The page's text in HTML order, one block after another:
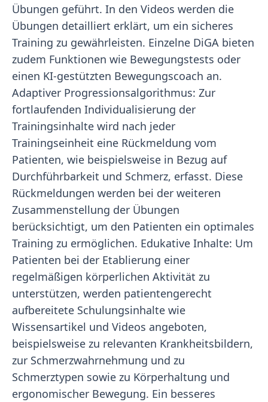
Übungen geführt. In den Videos werden die
Übungen detailliert erklärt, um ein sicheres
Training zu gewährleisten. Einzelne DiGA bieten
zudem Funktionen wie Bewegungstests oder
einen KI-gestützten Bewegungscoach an.
Adaptiver Progressionsalgorithmus: Zur
fortlaufenden Individualisierung der
Trainingsinhalte wird nach jeder
Trainingseinheit eine Rückmeldung vom
Patienten, wie beispielsweise in Bezug auf
Durchführbarkeit und Schmerz, erfasst. Diese
Rückmeldungen werden bei der weiteren
Zusammenstellung der Übungen
berücksichtigt, um den Patienten ein optimales
Training zu ermöglichen. Edukative Inhalte: Um
Patienten bei der Etablierung einer
regelmäßigen körperlichen Aktivität zu
unterstützen, werden patientengerecht
aufbereitete Schulungsinhalte wie
Wissensartikel und Videos angeboten,
beispielsweise zu relevanten Krankheitsbildern,
zur Schmerzwahrnehmung und zu
Schmerztypen sowie zu Körperhaltung und
ergonomischer Bewegung. Ein besseres